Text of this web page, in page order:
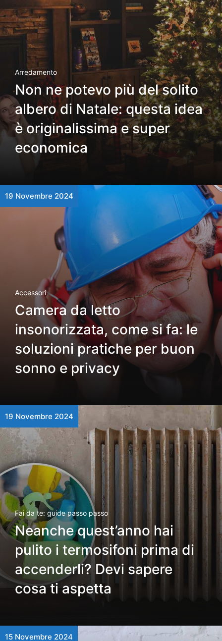
Arredamento
Non ne potevo più del solito
albero di Natale: questa idea
è originalissima e super
economica
19 Novembre 2024
Accessori
Camera da letto
insonorizzata, come si fa: le
soluzioni pratiche per buon
sonno e privacy
19 Novembre 2024
Fai da te: guide passo passo
Neanche quest’anno hai
pulito i termosifoni prima di
accenderli? Devi sapere
cosa ti aspetta
15 Novembre 2024